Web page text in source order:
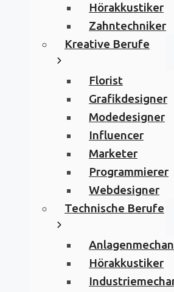
Hörakkustiker
Zahntechniker
Kreative Berufe
Florist
Grafikdesigner
Modedesigner
Influencer
Marketer
Programmierer
Webdesigner
Technische Berufe
Hörakkustiker